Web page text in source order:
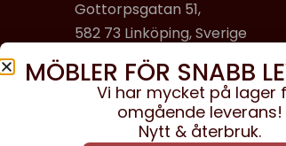
Gottorpsgatan 51,
582 73 Linköping, Sverige
Organisationsnummer:
556608-0650
MÖBLER FÖR SNABB
Vi har mycket på lager
omgående leverans!
Nytt & återbruk.